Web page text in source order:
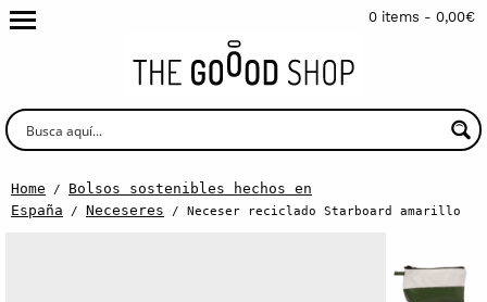
0 items - 0,00€
Home / Bolsos sostenibles hechos en
España / Neceseres / Neceser reciclado Starboard amarillo